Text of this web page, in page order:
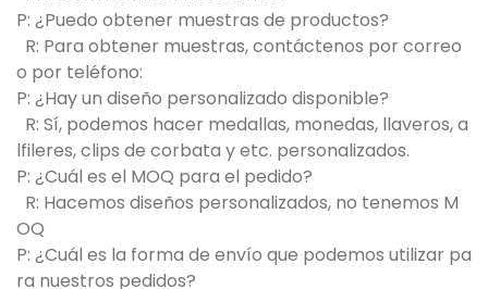
P: ¿Puedo obtener muestras de productos?
R: Para obtener muestras, contáctenos por correo
o por teléfono:
P: ¿Hay un diseño personalizado disponible?
R: Sí, podemos hacer medallas, monedas, llaveros, a
lfileres, clips de corbata y etc. personalizados.
P: ¿Cuál es el MOQ para el pedido?
R: Hacemos diseños personalizados, no tenemos M
OQ
P: ¿Cuál es la forma de envío que podemos utilizar pa
ra nuestros pedidos?